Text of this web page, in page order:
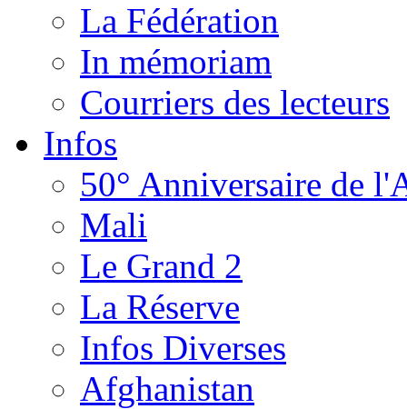
La Fédération
In mémoriam
Courriers des lecteurs
Infos
50° Anniversaire de
Mali
Le Grand 2
La Réserve
Infos Diverses
Afghanistan